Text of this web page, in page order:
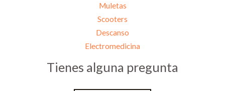
Muletas
Scooters
Descanso
Electromedicina
Tienes alguna pregunta